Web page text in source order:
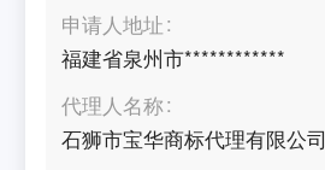
申请人地址
福建省泉州市************
代理人名称
石狮市宝华商标代理有限公司